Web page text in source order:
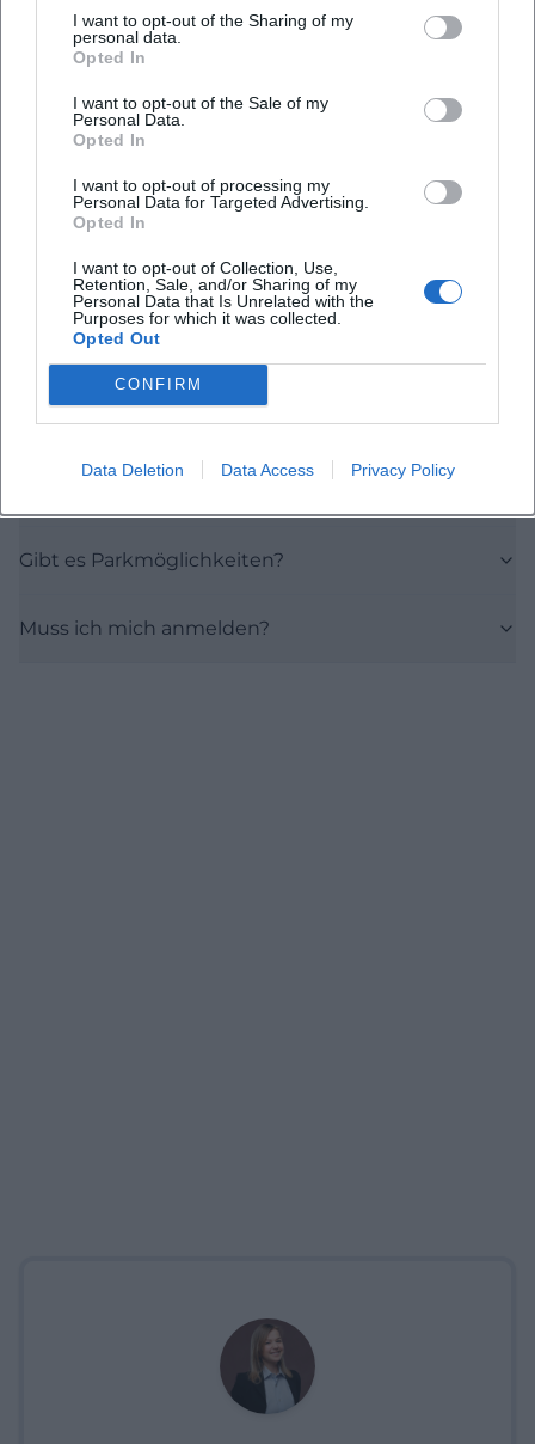
I want to opt-out of the Sharing of my
personal data.
Opted In
I want to opt-out of the Sale of my
Personal Data.
Opted In
I want to opt-out of processing my
Personal Data for Targeted Advertising.
Opted In
I want to opt-out of Collection, Use,
Retention, Sale, and/or Sharing of my
Personal Data that Is Unrelated with the
Purposes for which it was collected.
Opted Out
CONFIRM
Data Deletion Data Access Privacy Policy
Häufig gestellte Fragen
Wann findet die Veranstaltung statt?
Wo findet die Lesung statt?
Gibt es Parkmöglichkeiten?
Muss ich mich anmelden?